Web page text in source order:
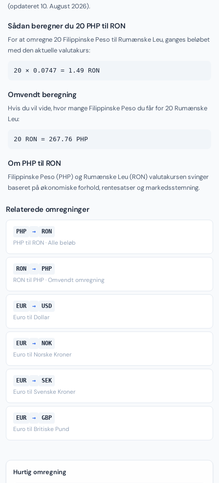
(opdateret10. August 2026).
Sådan beregner du 20 PHP til RON
For at omregne 20 Filippinske Peso til Rumænske Leu, ganges beløbet
med den aktuelle valutakurs:
20 × 0.0747 = 1.49 RON
Omvendt beregning
Hvis du vil vide, hvor mange Filippinske Peso du får for 20 Rumænske
Leu:
20 RON = 267.76 PHP
Om PHP til RON
Filippinske Peso (PHP) og Rumænske Leu (RON) valutakursen svinger
baseret på økonomiske forhold, rentesatser og markedsstemning.
Relaterede omregninger
PHP → RON
PHP til RON · Alle beløb
RON → PHP
RON til PHP · Omvendt omregning
EUR → USD
Euro til Dollar
EUR → NOK
Euro til Norske Kroner
EUR → SEK
Euro til Svenske Kroner
EUR → GBP
Euro til Britiske Pund
Hurtig omregning